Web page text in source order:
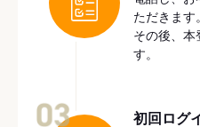
ただきます。
その後、本
す。
初回ログ